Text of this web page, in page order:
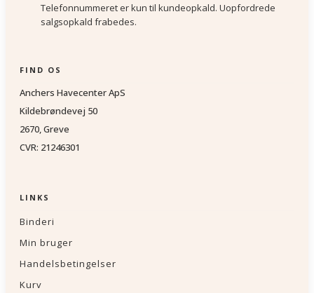
Telefonnummeret er kun til kundeopkald. Uopfordrede
salgsopkald frabedes.
FIND OS
Anchers Havecenter ApS
Kildebrøndevej 50
2670, Greve
CVR: 21246301
LINKS
Binderi
Min bruger
Handelsbetingelser
Kurv